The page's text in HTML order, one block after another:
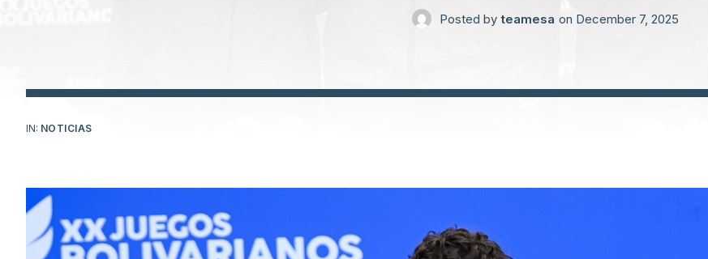
Posted by teamesa on December 7, 2025
IN: NOTICIAS